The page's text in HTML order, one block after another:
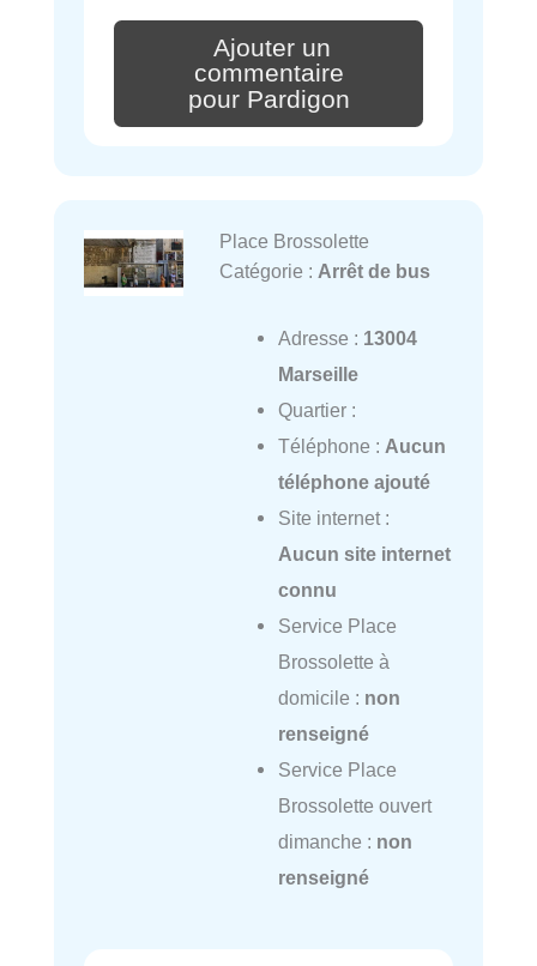
Ajouter un
commentaire
pour Pardigon
Place Brossolette
Catégorie : Arrêt de bus
Adresse : 13004
Marseille
Quartier :
Téléphone : Aucun
téléphone ajouté
Site internet :
Aucun site internet
connu
Service Place
Brossolette à
domicile : non
renseigné
Service Place
Brossolette ouvert
dimanche : non
renseigné